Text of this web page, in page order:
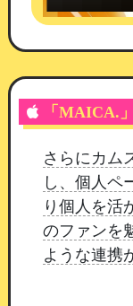
記事作成でニ
準装備してい
トをつけるこ
記事作りをサ
「MAICA.」
さらにカム
し、個人ペ
り個人を活
のファンを
ような連携